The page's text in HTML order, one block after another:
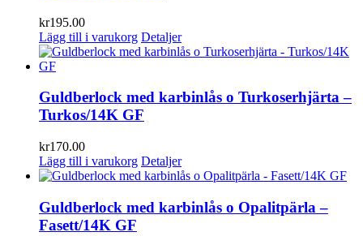
kr195.00
Lägg till i varukorg Detaljer
Guldberlock med karbinlås o Turkoserhjärta –
Turkos/14K GF
kr170.00
Lägg till i varukorg Detaljer
Guldberlock med karbinlås o Opalitpärla –
Fasett/14K GF